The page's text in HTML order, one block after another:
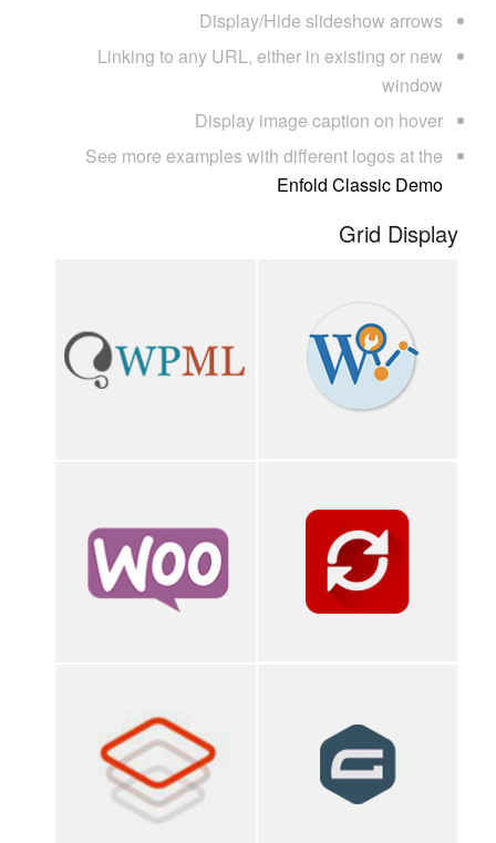
Display/Hide slideshow arrows
Linking to any URL, either in existing or new
window
Display image caption on hover
See more examples with different logos at the
Enfold Classic Demo
Grid Display